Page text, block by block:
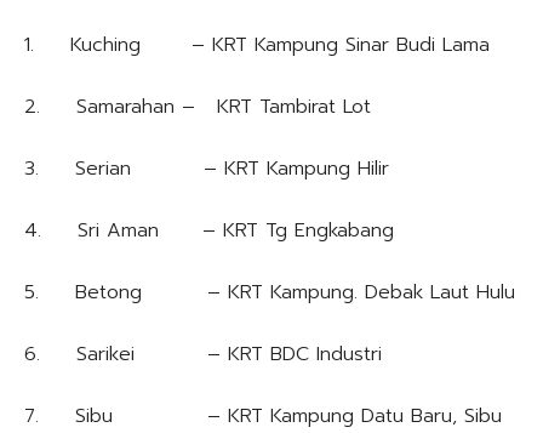
1. Kuching – KRT Kampung Sinar Budi Lama
2. Samarahan – KRT Tambirat Lot
3. Serian – KRT Kampung Hilir
4. Sri Aman – KRT Tg Engkabang
5. Betong – KRT Kampung. Debak Laut Hulu
6. Sarikei – KRT BDC Industri
7. Sibu – KRT Kampung Datu Baru, Sibu